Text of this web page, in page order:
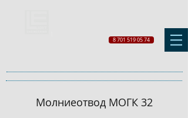
8 701 519 05 74
Молниеотвод МОГК 32